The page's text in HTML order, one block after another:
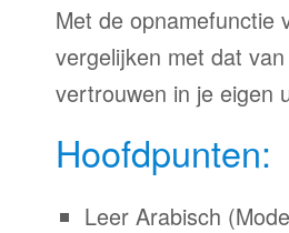
Met de opnamefunctie
vergelijken met dat
vertrouwen in je eigen
Hoofdpunten:
Leer Arabisch